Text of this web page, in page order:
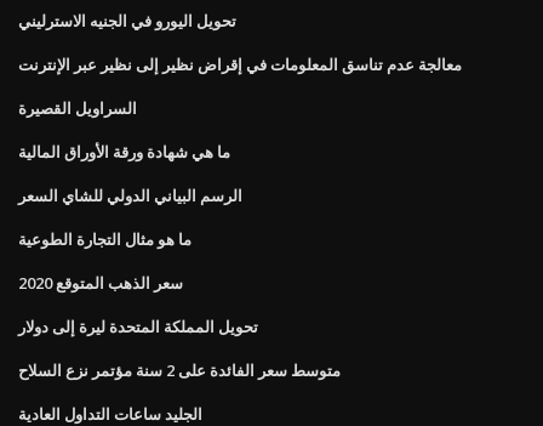
تحويل اليورو في الجنيه الاسترليني
معالجة عدم تناسق المعلومات في إقراض نظير إلى نظير عبر الإنترنت
السراويل القصيرة
ما هي شهادة ورقة الأوراق المالية
الرسم البياني الدولي للشاي السعر
ما هو مثال التجارة الطوعية
سعر الذهب المتوقع 2020
تحويل المملكة المتحدة ليرة إلى دولار
متوسط ​​سعر الفائدة على 2 سنة مؤتمر نزع السلاح
الجليد ساعات التداول العادية